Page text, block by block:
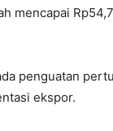
mencapai
penguatan
ekspor.